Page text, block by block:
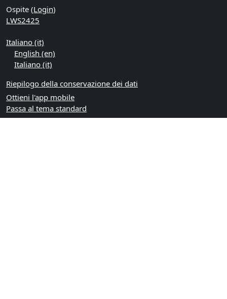
Ospite (Login)
LWS2425
Italiano ‎(it)‎
English ‎(en)‎
Italiano ‎(it)‎
Riepilogo della conservazione dei dati
Ottieni l'app mobile
Passa al tema standard